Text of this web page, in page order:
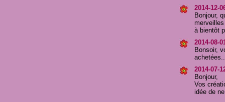
2014-12-
Bonjour,
à bientôt
2014-08-
Bonsoir,
2014-07-
Bonjour,
Vos
idée de